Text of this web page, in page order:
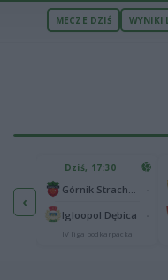
MECZE DZIŚ WYNIKI
‹
65
25
Dziś, 17:30
Igloopol Dębica
IV liga podkarpacka